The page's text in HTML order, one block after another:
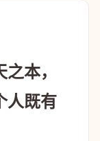
本，
人既有